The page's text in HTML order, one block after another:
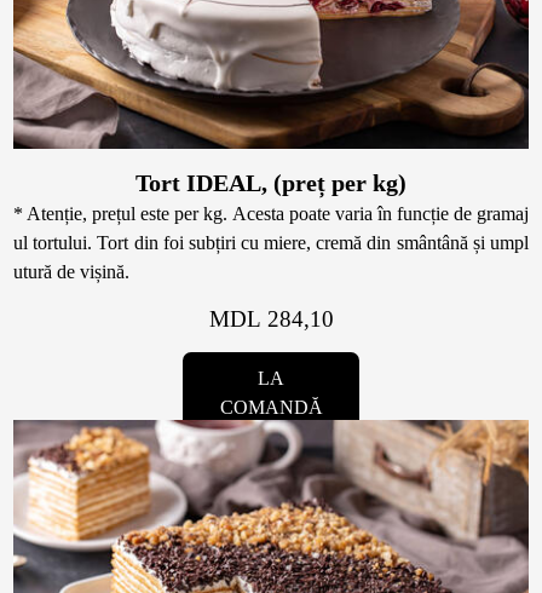
Tort IDEAL, (preț per kg)
* Atenție, prețul este per kg. Acesta poate varia în funcție de gramaj
ul tortului. Tort din foi subțiri cu miere, cremă din smântână și umpl
utură de vișină.
MDL 284,10
LA
COMANDĂ